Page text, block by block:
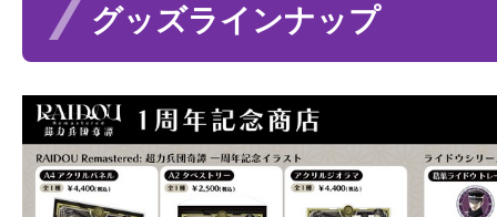
グッズラインナップ